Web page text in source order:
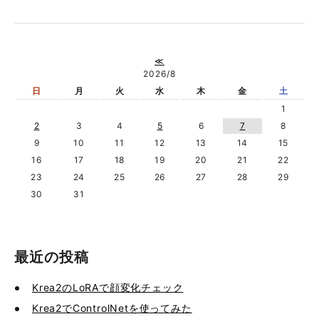
≪
2026/8
日
月 火 水 木 金
土
1
2
3 4 5 6 7
8
9
10 11 12 13 14
15
16
17 18 19 20 21
22
23
24 25 26 27 28
29
30
31
最近の投稿
Krea2のLoRAで顔変化チェック
Krea2でControlNetを使ってみた